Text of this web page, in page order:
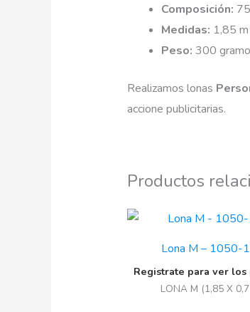
Composición:
Medidas: 1,85
Peso: 300
Realizamos lonas
accione publicitarias.
Productos
Lona M – 1050-
Registrate para ver los
LONA M (1,85 X